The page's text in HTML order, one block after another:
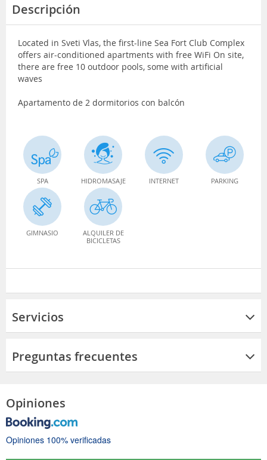
Descripción
Located in Sveti Vlas, the first-line Sea Fort Club Complex
offers air-conditioned apartments with free WiFi On site,
there are free 10 outdoor pools, some with artificial
waves
Apartamento de 2 dormitorios con balcón
SPA HIDROMASAJE INTERNET PARKING
GIMNASIO
ALQUILER DE
BICICLETAS
Servicios
Preguntas frecuentes
Opiniones
Opiniones 100% verificadas